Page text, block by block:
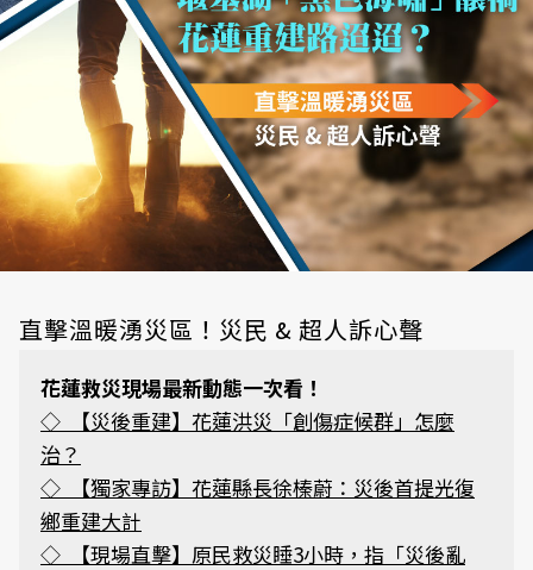
直擊溫暖湧災區！災民 & 超人訴心聲
花蓮救災現場最新動態一次看！
◇
【災後重建】花蓮洪災「創傷症候群」怎麼
治？
◇
【獨家專訪】花蓮縣長徐榛蔚：災後首提光復
鄉重建大計
◇
【現場直擊】原民救災睡3小時，指「災後亂